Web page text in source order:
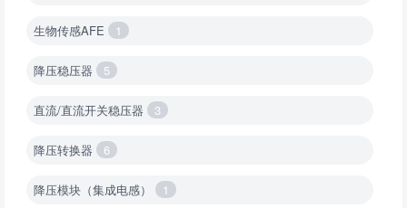
生物传感AFE 1
降压稳压器 5
直流/直流开关稳压器 3
降压转换器 6
降压模块（集成电感） 1